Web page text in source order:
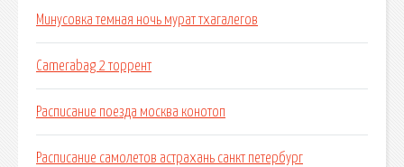
Минусовка темная ночь мурат тхагалегов
Camerabag 2 торрент
Расписание поезда москва конотоп
Расписание самолетов астрахань санкт петербург